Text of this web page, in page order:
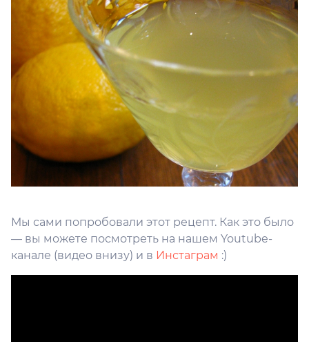
Мы сами попробовали этот рецепт. Как это было
— вы можете посмотреть на нашем Youtube-
канале (видео внизу) и в Инстаграм :)